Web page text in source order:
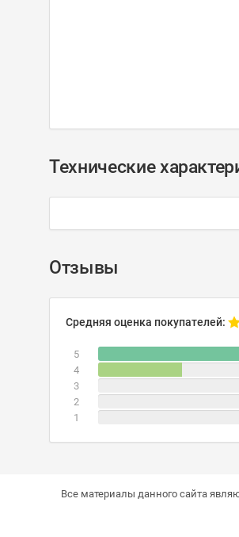
Технические
Отзывы
Средняя оценка покупателей:
5
4
3
2
1
Все материалы данного сайта